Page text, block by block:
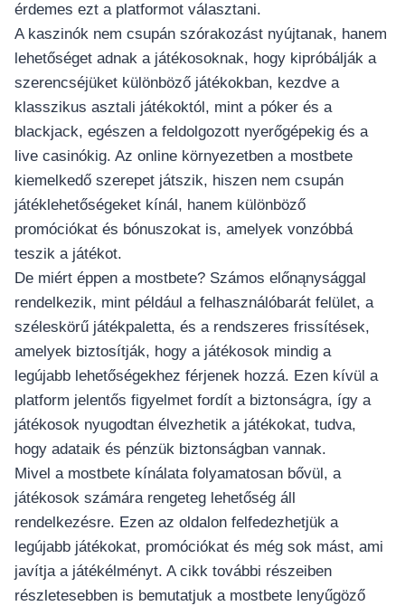
érdemes ezt a platformot választani.
A kaszinók nem csupán szórakozást nyújtanak, hanem
lehetőséget adnak a játékosoknak, hogy kipróbálják a
szerencséjüket különböző játékokban, kezdve a
klasszikus asztali játékoktól, mint a póker és a
blackjack, egészen a feldolgozott nyerőgépekig és a
live casinókig. Az online környezetben a mostbete
kiemelkedő szerepet játszik, hiszen nem csupán
játéklehetőségeket kínál, hanem különböző
promóciókat és bónuszokat is, amelyek vonzóbbá
teszik a játékot.
De miért éppen a mostbete? Számos előnąnysággal
rendelkezik, mint például a felhasználóbarát felület, a
széleskörű játékpaletta, és a rendszeres frissítések,
amelyek biztosítják, hogy a játékosok mindig a
legújabb lehetőségekhez férjenek hozzá. Ezen kívül a
platform jelentős figyelmet fordít a biztonságra, így a
játékosok nyugodtan élvezhetik a játékokat, tudva,
hogy adataik és pénzük biztonságban vannak.
Mivel a mostbete kínálata folyamatosan bővül, a
játékosok számára rengeteg lehetőség áll
rendelkezésre. Ezen az oldalon felfedezhetjük a
legújabb játékokat, promóciókat és még sok mást, ami
javítja a játékélményt. A cikk további részeiben
részletesebben is bemutatjuk a mostbete lenyűgöző